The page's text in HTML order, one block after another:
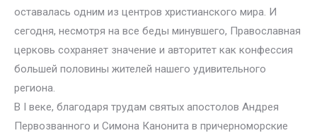
оставалась одним из центров христианского мира. И
сегодня, несмотря на все беды минувшего, Православная
церковь сохраняет значение и авторитет как конфессия
большей половины жителей нашего удивительного
региона.
В I веке, благодаря трудам святых апостолов Андрея
Первозванного и Симона Канонита в причерноморские